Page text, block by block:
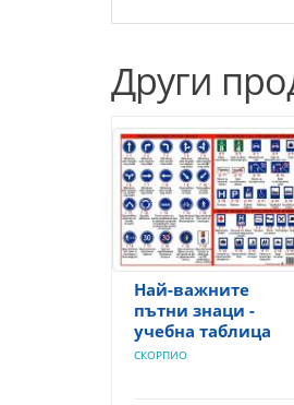
Други
Най-важните
пътни знаци -
учебна таблица
СКОРПИО